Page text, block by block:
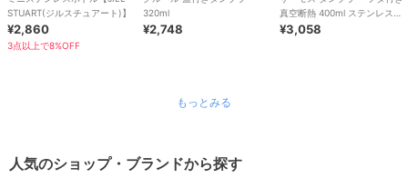
STUART(ジルスチュアート)】
¥2,860
3点以上で8%OFF
320ml
¥2,748
真空断熱 400ml ステンレス
JDP-401
¥3,058
もっとみる
人気のショップ・ブランドから探す